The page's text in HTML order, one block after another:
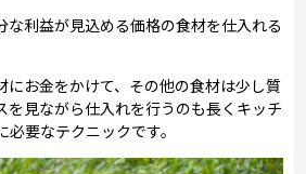
な利益が見込める価格の食材を仕入れる
にお金をかけて、その他の食材は少し質
を見ながら仕入れを行うのも長くキッチ
要なテクニックです。